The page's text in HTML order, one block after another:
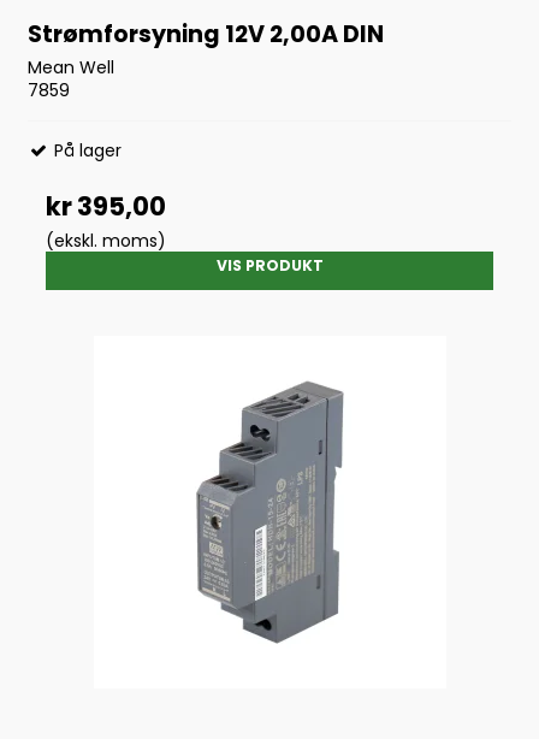
Strømforsyning 12V 2,00A DIN
Mean Well
7859
På lager
kr 395,00
(ekskl. moms)
VIS PRODUKT